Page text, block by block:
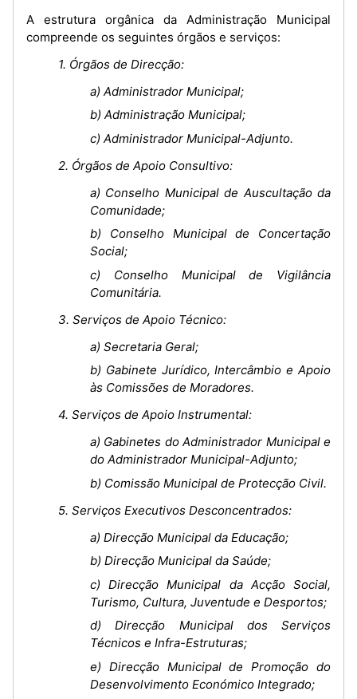
A estrutura orgânica da Administração Municipal
compreende os seguintes órgãos e serviços:
1. Órgãos de Direcção:
a) Administrador Municipal;
b) Administração Municipal;
c) Administrador Municipal-Adjunto.
2. Órgãos de Apoio Consultivo:
a) Conselho Municipal de Auscultação da
Comunidade;
b) Conselho Municipal de Concertação
Social;
c) Conselho Municipal de Vigilância
Comunitária.
3. Serviços de Apoio Técnico:
a) Secretaria Geral;
b) Gabinete Jurídico, Intercâmbio e Apoio
às Comissões de Moradores.
4. Serviços de Apoio Instrumental:
a) Gabinetes do Administrador Municipal e
do Administrador Municipal-Adjunto;
b) Comissão Municipal de Protecção Civil.
5. Serviços Executivos Desconcentrados:
a) Direcção Municipal da Educação;
b) Direcção Municipal da Saúde;
c) Direcção Municipal da Acção Social,
Turismo, Cultura, Juventude e Desportos;
d) Direcção Municipal dos Serviços
Técnicos e Infra-Estruturas;
e) Direcção Municipal de Promoção do
Desenvolvimento Económico Integrado;